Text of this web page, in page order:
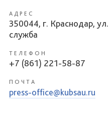
АДРЕС
350044, г. Краснодар,
служба
ТЕЛЕФОН
+7 (861) 221-58-87
ПОЧТА
press-office@kubsau.ru